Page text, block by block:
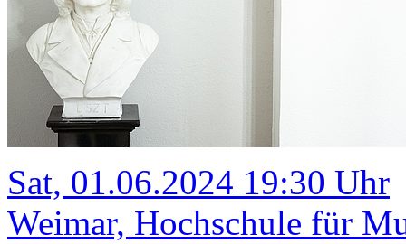
Sat, 01.06.2024 19:30 Uhr
Weimar, Hochschule für